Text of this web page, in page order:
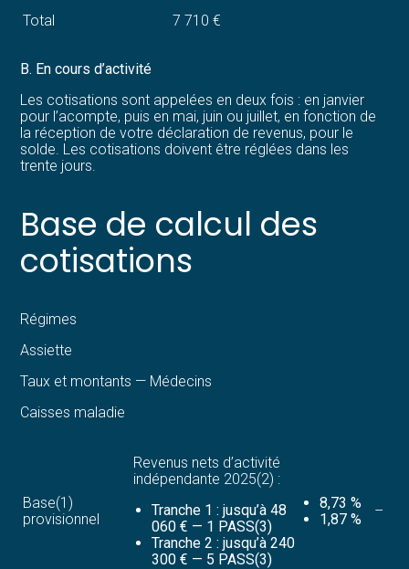
Total 7 710 €
B. En cours d’activité
Les cotisations sont appelées en deux fois : en janvier
pour l’acompte, puis en mai, juin ou juillet, en fonction de
la réception de votre déclaration de revenus, pour le
solde. Les cotisations doivent être réglées dans les
trente jours.
Base de calcul des
cotisations
Régimes
Assiette
Taux et montants — Médecins
Caisses maladie
Base(1)
provisionnel
Revenus nets d’activité
indépendante 2025(2) :
Tranche 1 : jusqu’à 48
060 € — 1 PASS(3)
Tranche 2 : jusqu’à 240
300 € — 5 PASS(3)
8,73 %
1,87 %
–